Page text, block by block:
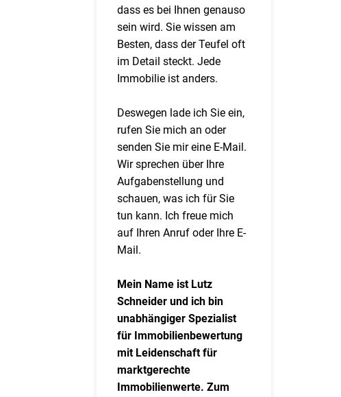
dass es bei Ihnen genauso
sein wird. Sie wissen am
Besten, dass der Teufel oft
im Detail steckt. Jede
Immobilie ist anders.
Deswegen lade ich Sie ein,
rufen Sie mich an oder
senden Sie mir eine E-Mail.
Wir sprechen über Ihre
Aufgabenstellung und
schauen, was ich für Sie
tun kann. Ich freue mich
auf Ihren Anruf oder Ihre E-
Mail.
Mein Name ist Lutz
Schneider und ich bin
unabhängiger Spezialist
für Immobilienbewertung
mit Leidenschaft für
marktgerechte
Immobilienwerte. Zum